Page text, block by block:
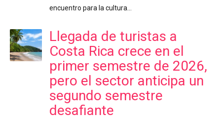
encuentro para la cultura…
Llegada de turistas a
Costa Rica crece en el
primer semestre de 2026,
pero el sector anticipa un
segundo semestre
desafiante